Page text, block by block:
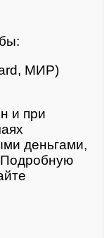
МИР)
и при
деньгами,
Подробную